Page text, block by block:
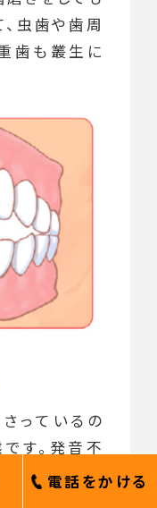
虫歯や歯周
歯も叢生に
っているの
す。発音不
などの問題
電話をかける